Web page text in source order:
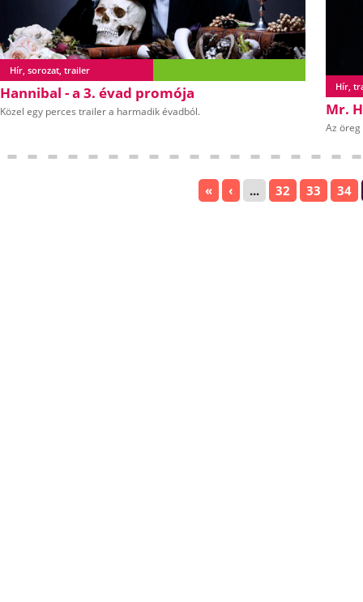
Hír, sorozat, trailer
Hannibal - a 3. évad promója
Közel egy perces trailer a harmadik évadból.
Hír,
Mr.
Az
« ‹ ... 32 33 34